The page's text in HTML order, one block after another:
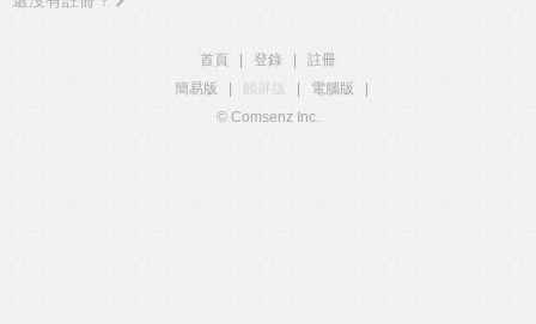
首頁 登錄
註冊
簡易版
觸屏版 電腦版
© Comsenz Inc.